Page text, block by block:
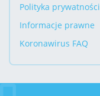
Polityka prywatności
Informacje prawne
Koronawirus FAQ